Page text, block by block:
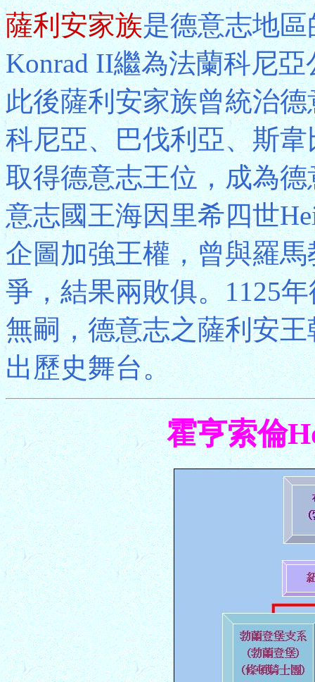
薩利安家族是德意志地
Konrad II繼為法蘭科尼
此後薩利安家族曾統治
科尼亞、巴伐利亞、斯
取得德意志王位，成為
意志國王海因里希四世
企圖加強王權，曾與羅
爭，結果兩敗俱。1125
無嗣，德意志之薩利安
出歷史舞台。
霍亨索倫